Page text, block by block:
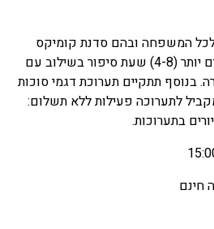
המשפחה ובהם סדנת קומיקס
לגילאי 12-8 לילדים הצעירים יותר (4-8) שעת סיפור בשילוב עם
בנוסף תתקיים תערוכת דגמי סוכות
במקביל לתערוכה פעילות ללא תשלום:
בתערוכות.